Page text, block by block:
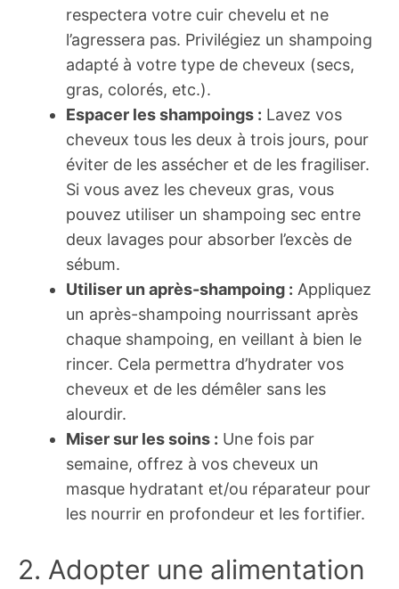
respectera votre cuir chevelu et ne
l’agressera pas. Privilégiez un shampoing
adapté à votre type de cheveux (secs,
gras, colorés, etc.).
Espacer les shampoings : Lavez vos
cheveux tous les deux à trois jours, pour
éviter de les assécher et de les fragiliser.
Si vous avez les cheveux gras, vous
pouvez utiliser un shampoing sec entre
deux lavages pour absorber l’excès de
sébum.
Utiliser un après-shampoing : Appliquez
un après-shampoing nourrissant après
chaque shampoing, en veillant à bien le
rincer. Cela permettra d’hydrater vos
cheveux et de les démêler sans les
alourdir.
Miser sur les soins : Une fois par
semaine, offrez à vos cheveux un
masque hydratant et/ou réparateur pour
les nourrir en profondeur et les fortifier.
2. Adopter une alimentation